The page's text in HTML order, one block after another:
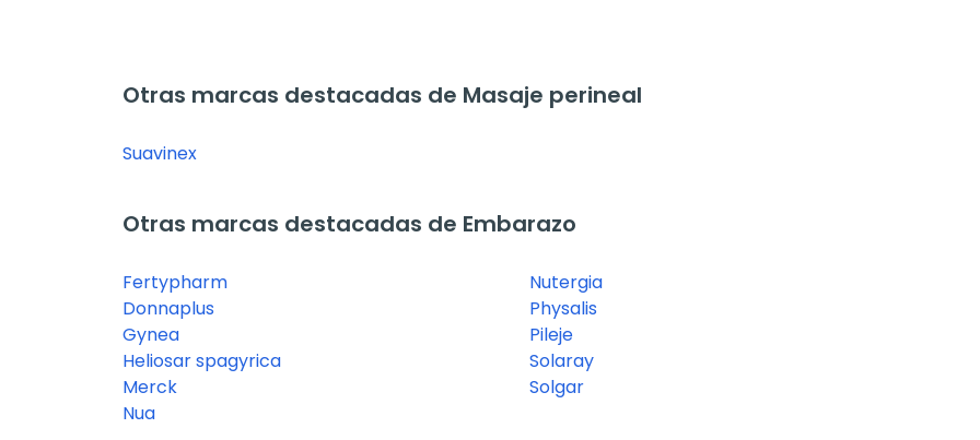
Otras marcas destacadas de Masaje perineal
Suavinex
Otras marcas destacadas de Embarazo
Fertypharm
Donnaplus
Gynea
Heliosar spagyrica
Merck
Nua
Nutergia
Physalis
Pileje
Solaray
Solgar